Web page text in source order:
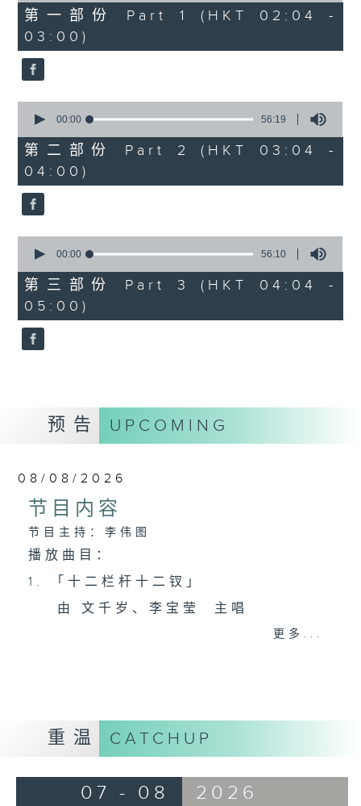
由 张惠芳、胡美伦 主唱
5. 「横财就手」
6. 「花木兰之柳营步月」
由 梁耀安、何萍 主唱
由 刘凤 主唱
56
minutes,
10
seconds
第一部份 Part 1 (HKT 02:04 -
03:00)
seconds
56
minutes,
19
seconds
00:00 56:19
第二部份 Part 2 (HKT 03:04 -
04:00)
seconds
56
minutes,
10
seconds
00:00 56:10
第三部份 Part 3 (HKT 04:04 -
05:00)
预告 UPCOMING
08/08/2026
节目内容
节目主持：李伟图
播放曲目：
1. 「十二栏杆十二钗」
由 文千岁、李宝莹 主唱
3. 「怡红公子祭潇湘之葬花」
更多...
重温 CATCHUP
07 - 08 2026